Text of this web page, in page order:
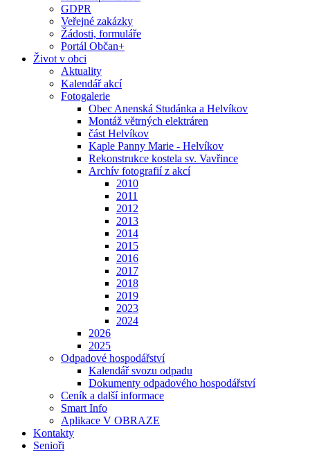
GDPR
Veřejné zakázky
Žádosti, formuláře
Portál Občan+
Život v obci
Aktuality
Kalendář akcí
Fotogalerie
Obec Anenská Studánka a Helvíkov
Montáž větrných elektráren
část Helvíkov
Kaple Panny Marie - Helvíkov
Rekonstrukce kostela sv. Vavřince
Archív fotografií z akcí
2010
2011
2012
2013
2014
2015
2016
2017
2018
2019
2023
2024
2026
2025
Odpadové hospodářství
Kalendář svozu odpadu
Dokumenty odpadového hospodářství
Ceník a další informace
Smart Info
Aplikace V OBRAZE
Kontakty
Senioři